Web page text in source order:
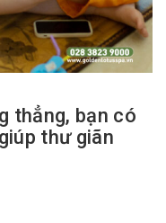
thẳng, bạn có
thư giãn